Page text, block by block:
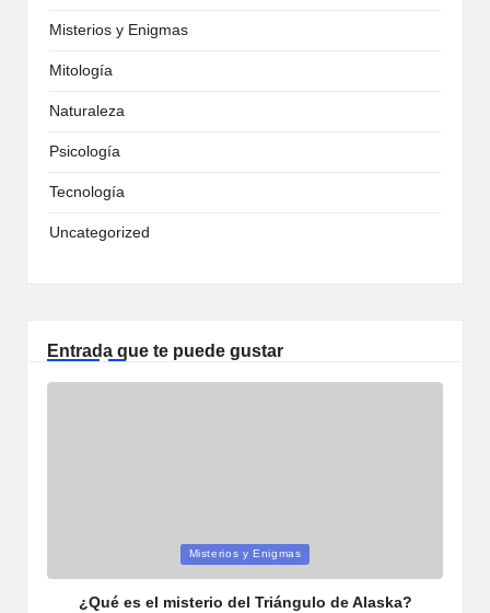
Misterios y Enigmas
Mitología
Naturaleza
Psicología
Tecnología
Uncategorized
Entrada que te puede gustar
en
Misterios y Enigmas
¿Qué es el misterio del Triángulo de Alaska?